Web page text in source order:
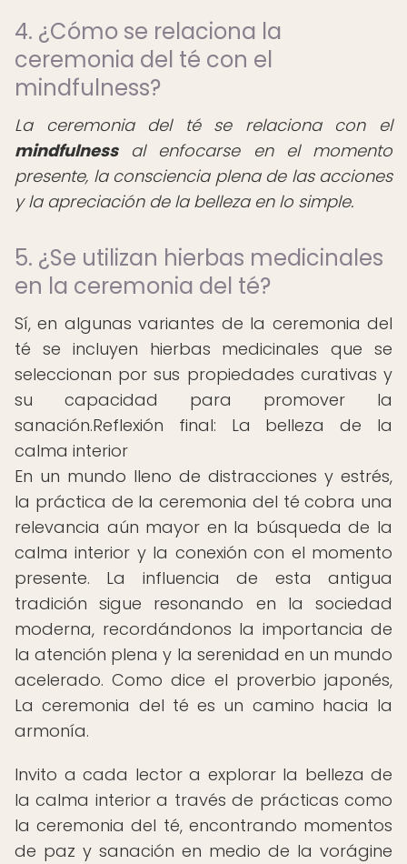
4. ¿Cómo se relaciona la
ceremonia del té con el
mindfulness?
La ceremonia del té se relaciona con el
mindfulnessal enfocarse en el momento
presente, la consciencia plena de las acciones
y la apreciación de la belleza en lo simple.
5. ¿Se utilizan hierbas medicinales
en la ceremonia del té?
Sí, en algunas variantes de la ceremonia del
té se incluyen hierbas medicinales que se
seleccionan por sus propiedades curativas y
su capacidad para promover la
sanación.Reflexión final: La belleza de la
calma interior
En un mundo lleno de distracciones y estrés,
la práctica de la ceremonia del té cobra una
relevancia aún mayor en la búsqueda de la
calma interior y la conexión con el momento
presente. La influencia de esta antigua
tradición sigue resonando en la sociedad
moderna, recordándonos la importancia de
la atención plena y la serenidad en un mundo
acelerado. Como dice el proverbio japonés,
La ceremonia del té es un camino hacia la
armonía.
Invito a cada lector a explorar la belleza de
la calma interior a través de prácticas como
la ceremonia del té, encontrando momentos
de paz y sanación en medio de la vorágine